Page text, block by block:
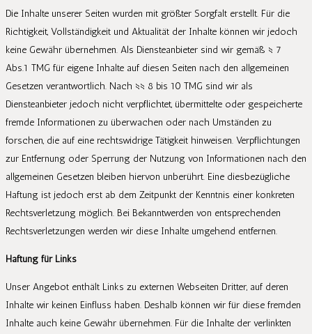
Die Inhalte unserer Seiten wurden mit größter Sorgfalt erstellt. Für die
Richtigkeit, Vollständigkeit und Aktualität der Inhalte können wir jedoch
keine Gewähr übernehmen. Als Diensteanbieter sind wir gemäß § 7
Abs.1 TMG für eigene Inhalte auf diesen Seiten nach den allgemeinen
Gesetzen verantwortlich. Nach §§ 8 bis 10 TMG sind wir als
Diensteanbieter jedoch nicht verpflichtet, übermittelte oder gespeicherte
fremde Informationen zu überwachen oder nach Umständen zu
forschen, die auf eine rechtswidrige Tätigkeit hinweisen. Verpflichtungen
zur Entfernung oder Sperrung der Nutzung von Informationen nach den
allgemeinen Gesetzen bleiben hiervon unberührt. Eine diesbezügliche
Haftung ist jedoch erst ab dem Zeitpunkt der Kenntnis einer konkreten
Rechtsverletzung möglich. Bei Bekanntwerden von entsprechenden
Rechtsverletzungen werden wir diese Inhalte umgehend entfernen.
Haftung für Links
Unser Angebot enthält Links zu externen Webseiten Dritter, auf deren
Inhalte wir keinen Einfluss haben. Deshalb können wir für diese fremden
Inhalte auch keine Gewähr übernehmen. Für die Inhalte der verlinkten